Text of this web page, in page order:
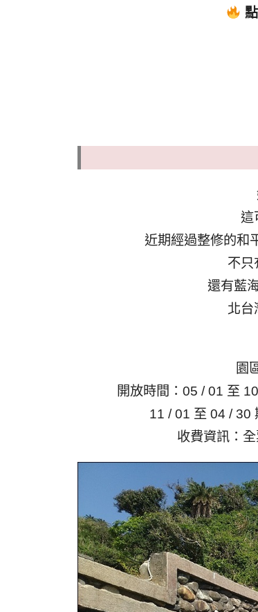
這
近期經過整修的和
不只
還有藍
北台
園
開放時間：05 / 01 至
11 / 01 至 04 / 30
收費資訊：